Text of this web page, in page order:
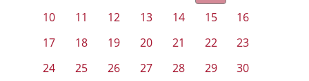
10
11 12 13 14 15
16
17
18 19 20 21 22
23
24
25 26 27 28 29
30